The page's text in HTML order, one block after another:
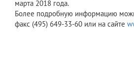
марта 2018 года.
Более подробную информацию
факс (495) 649-33-60 или на сайте